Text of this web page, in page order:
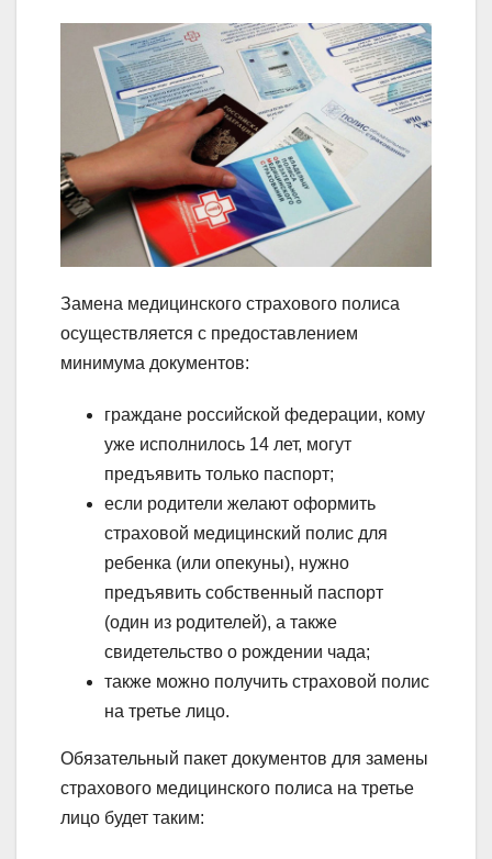
Замена медицинского страхового полиса
осуществляется с предоставлением
минимума документов:
граждане российской федерации, кому
уже исполнилось 14 лет, могут
предъявить только паспорт;
если родители желают оформить
страховой медицинский полис для
ребенка (или опекуны), нужно
предъявить собственный паспорт
(один из родителей), а также
свидетельство о рождении чада;
также можно получить страховой полис
на третье лицо.
Обязательный пакет документов для замены
страхового медицинского полиса на третье
лицо будет таким: